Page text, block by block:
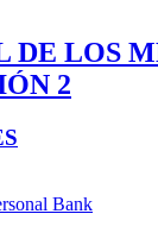
DE LOS
2